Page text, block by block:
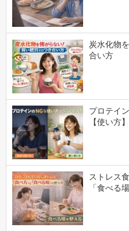
炭水化物
合い方
プロテイ
【使い方】
ストレス
「食べる